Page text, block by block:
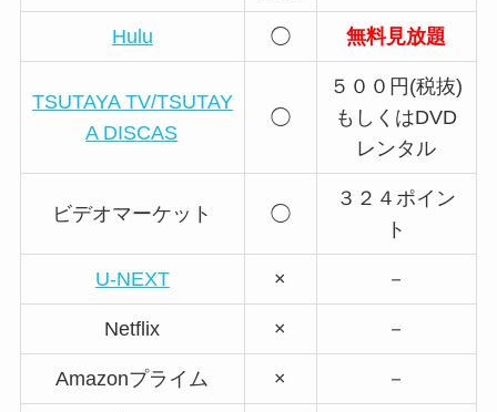
Hulu ◯ 無料見放題
TSUTAYA TV/TSUTAY
A DISCAS
◯
５００円(税抜)
もしくはDVD
レンタル
ビデオマーケット ◯
３２４ポイン
ト
U-NEXT × －
Netflix × －
Amazonプライム × －